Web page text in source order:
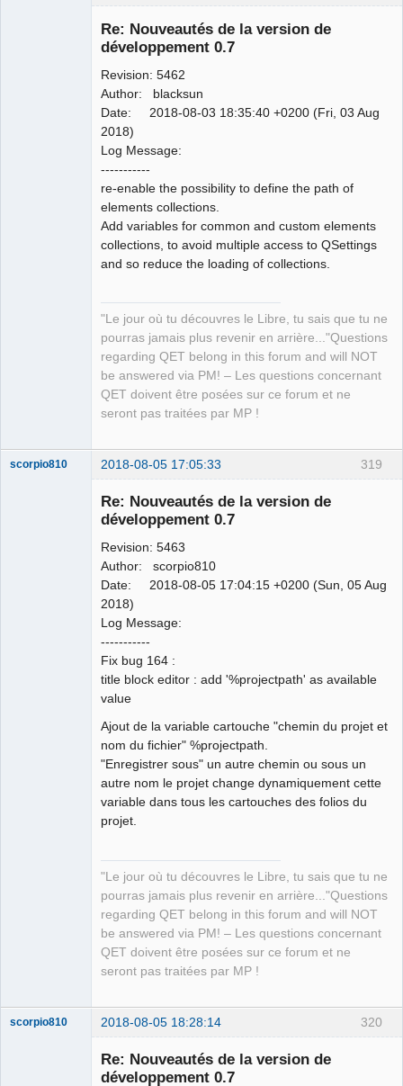
Re: Nouveautés de la version de
développement 0.7
Revision: 5462
Author: blacksun
Date: 2018-08-03 18:35:40 +0200 (Fri, 03 Aug
2018)
Log Message:
-----------
re-enable the possibility to define the path of
elements collections.
Add variables for common and custom elements
collections, to avoid multiple access to QSettings
and so reduce the loading of collections.
"Le jour où tu découvres le Libre, tu sais que tu ne
pourras jamais plus revenir en arrière..."Questions
regarding QET belong in this forum and will NOT
be answered via PM! – Les questions concernant
QET doivent être posées sur ce forum et ne
seront pas traitées par MP !
319
scorpio810 2018-08-05 17:05:33
Re: Nouveautés de la version de
développement 0.7
Revision: 5463
Author: scorpio810
Date: 2018-08-05 17:04:15 +0200 (Sun, 05 Aug
2018)
Log Message:
-----------
Fix bug 164 :
title block editor : add '%projectpath' as available
value
Ajout de la variable cartouche "chemin du projet et
nom du fichier" %projectpath.
"Enregistrer sous" un autre chemin ou sous un
autre nom le projet change dynamiquement cette
variable dans tous les cartouches des folios du
projet.
"Le jour où tu découvres le Libre, tu sais que tu ne
pourras jamais plus revenir en arrière..."Questions
regarding QET belong in this forum and will NOT
be answered via PM! – Les questions concernant
QET doivent être posées sur ce forum et ne
seront pas traitées par MP !
320
scorpio810 2018-08-05 18:28:14
Re: Nouveautés de la version de
développement 0.7